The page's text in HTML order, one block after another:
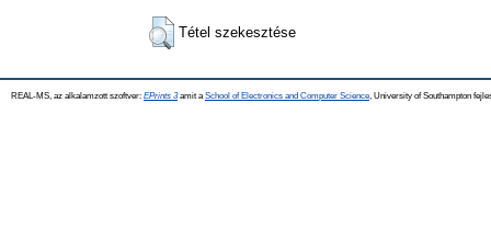
Tétel szekesztése
REAL-MS, az alkalamzott szoftver: EPrints 3amit a School of Electronics and Computer Science , University of Southampton